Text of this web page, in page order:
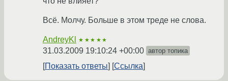
Всё. Молчу. Больше в этом треде не слова.
AndreyKl ★★★★★
31.03.2009 19:10:24 +00:00 автор топика
Показать ответы Ссылка